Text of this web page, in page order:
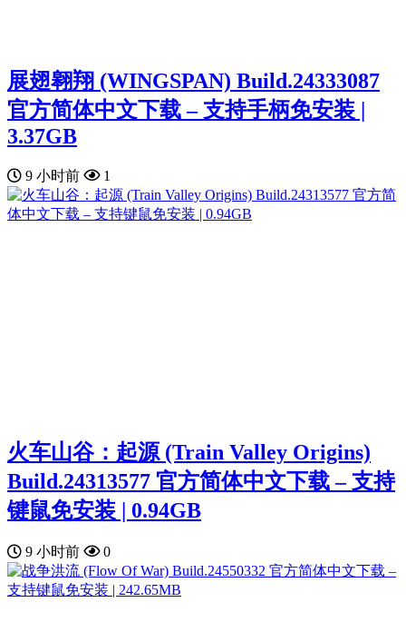
展翅翱翔 (WINGSPAN) Build.24333087
官方简体中文下载 – 支持手柄免安装 |
3.37GB
9 小时前 1
火车山谷：起源 (Train Valley Origins)
Build.24313577 官方简体中文下载 – 支持
键鼠免安装 | 0.94GB
9 小时前 0